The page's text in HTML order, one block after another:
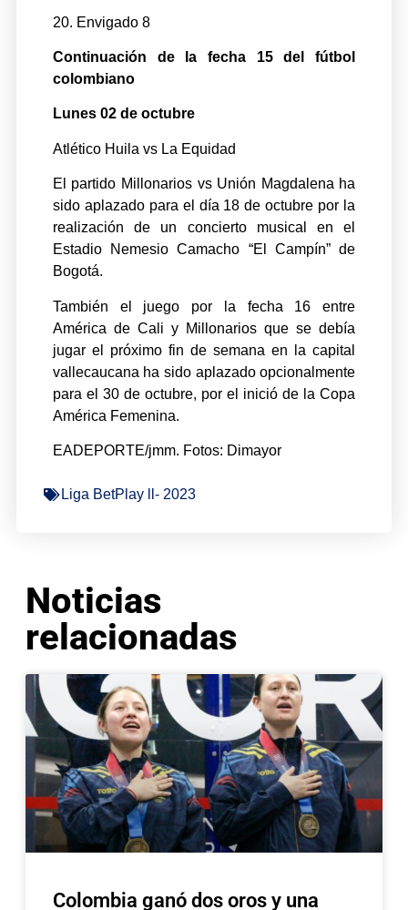
20. Envigado 8
Continuación de la fecha 15 del fútbol
colombiano
Lunes 02 de octubre
Atlético Huila vs La Equidad
El partido Millonarios vs Unión Magdalena ha
sido aplazado para el día 18 de octubre por la
realización de un concierto musical en el
Estadio Nemesio Camacho “El Campín” de
Bogotá.
También el juego por la fecha 16 entre
América de Cali y Millonarios que se debía
jugar el próximo fin de semana en la capital
vallecaucana ha sido aplazado opcionalmente
para el 30 de octubre, por el inició de la Copa
América Femenina.
EADEPORTE/jmm. Fotos: Dimayor
Liga BetPlay ll- 2023
Noticias
relacionadas
Colombia ganó dos oros y una